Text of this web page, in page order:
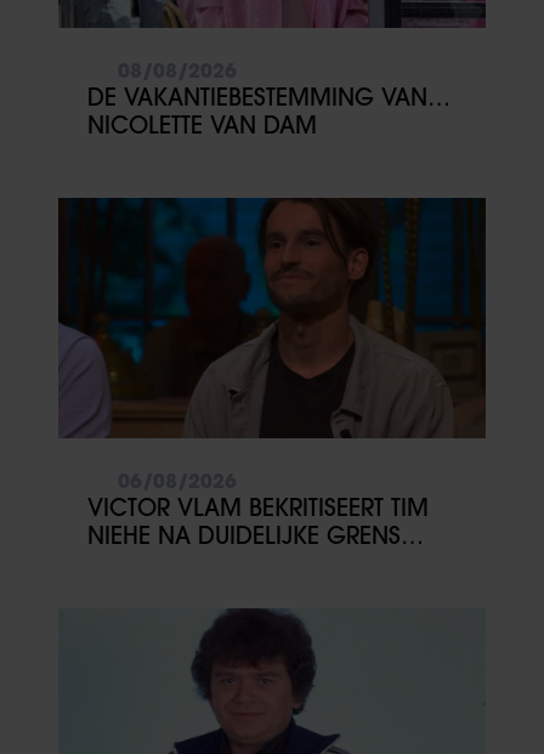
DE VAKANTIEBESTEMMING VAN…
NICOLETTE VAN DAM
VICTOR VLAM BEKRITISEERT TIM
NIEHE NA DUIDELIJKE GRENS